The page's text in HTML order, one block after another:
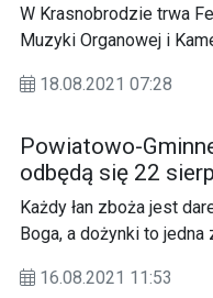
W Krasnobrodzie trwa
Muzyki Organowej i
gwiazd.
18.08.2021 07:28
Powiatowo-
odbędą się 22
Sitnie
Każdy łan zboża jest
Boga, a dożynki to jedna
plonów organizuje
16.08.2021 11:53